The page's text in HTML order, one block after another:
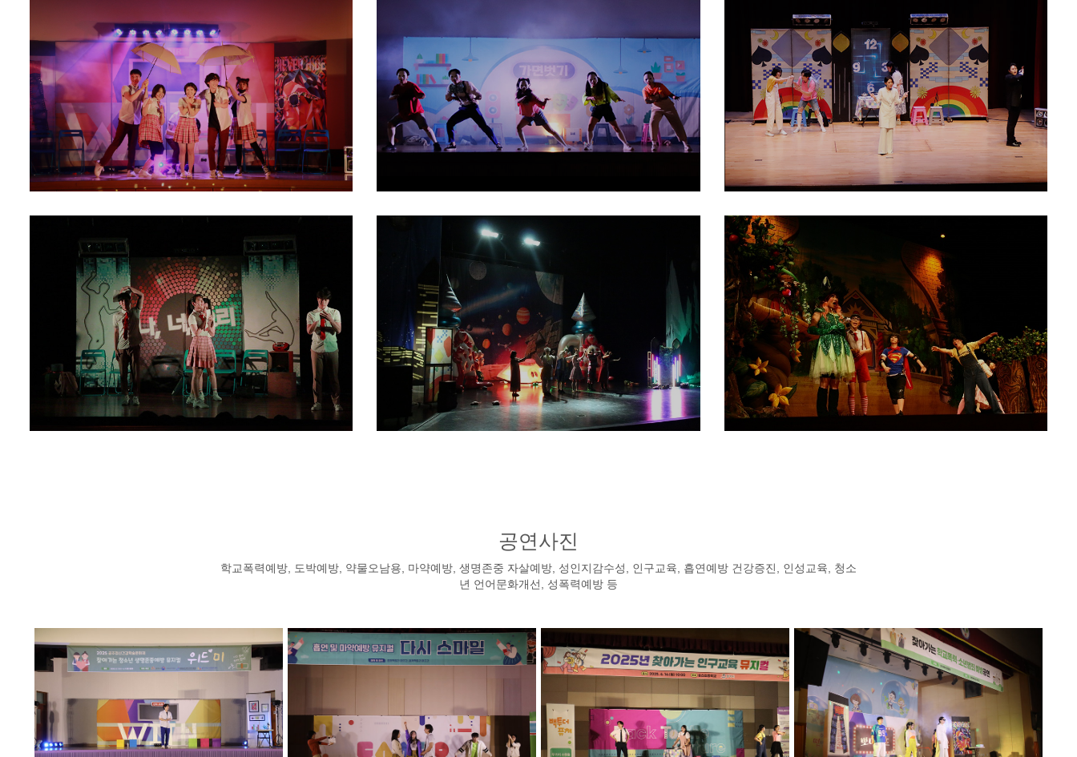
공연사진
학교폭력예방, 도박예방, 약물오남용, 마약예방, 생명존중 자살예방, 성인지감수성, 인구교육, 흡연예방 건강증진, 인성교육, 청소
년 언어문화개선, 성폭력예방 등